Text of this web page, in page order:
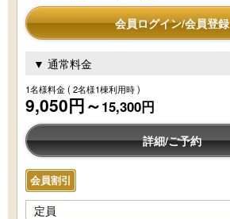
会員ログイン/会員登録
▼ 通常料金
1名様料金( 2名様1棟利用時 )
9,050円～15,300円
詳細/ご予約
会員割引
定員